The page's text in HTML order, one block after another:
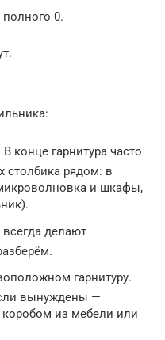
полного 0.
конце гарнитура часто
столбика рядом: в
и шкафы,
делают
гарнитуру.
вынуждены —
коробом из мебели или